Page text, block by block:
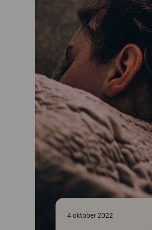
4 oktober 2022